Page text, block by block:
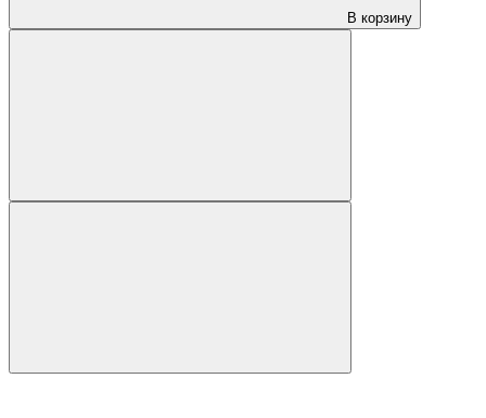
В корзину